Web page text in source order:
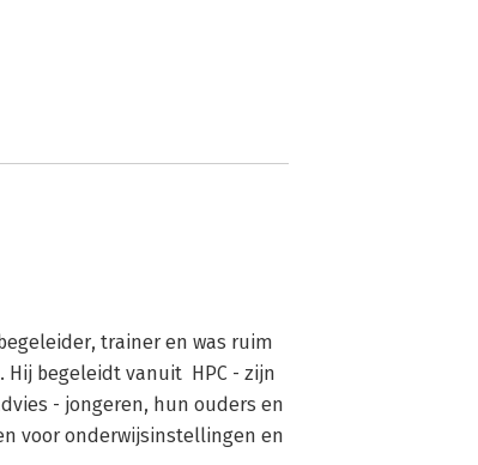
trainer en was ruim
begeleidt vanuit  HPC - zijn
- jongeren, hun ouders en
voor onderwijsinstellingen en